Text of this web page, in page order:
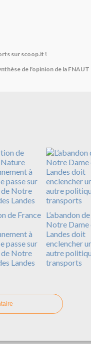
sur scoop.it !
de l'opinion de la
de France
à
passe sur
Notre
Landes
L’abandon de
Notre Dame
Landes doit
enclencher
autre
transports